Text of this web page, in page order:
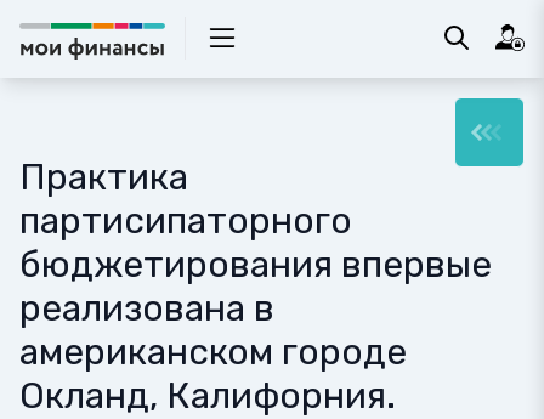
Практика
партисипаторного
бюджетирования впервые
реализована в
американском городе
Окланд, Калифорния.